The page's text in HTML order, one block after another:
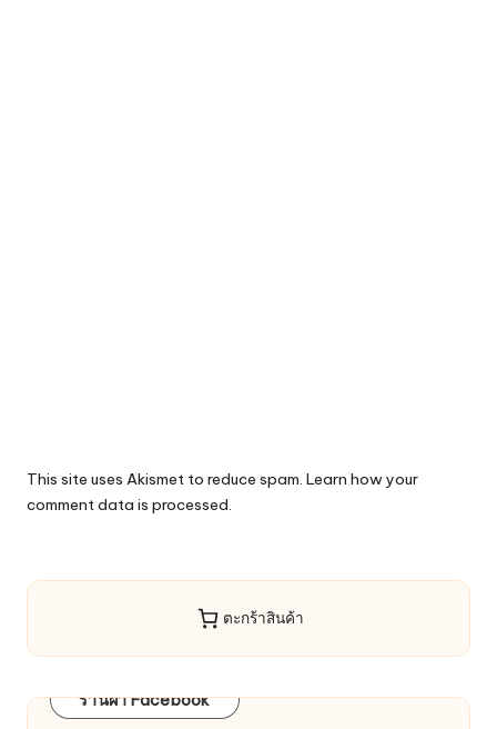
This site uses Akismet to reduce spam. Learn how your
comment data is processed.
ตะกร้าสินค้า
ร้านผ้า Facebook